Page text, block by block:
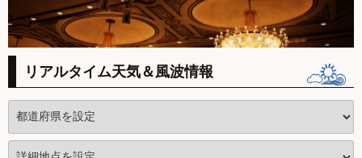
リアルタイム天気＆風波情報